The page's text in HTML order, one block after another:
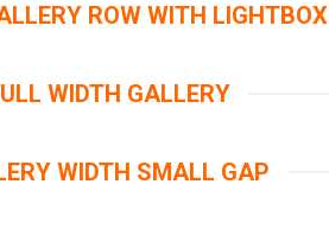
ROW WITH LIGHTBOX
WIDTH GALLERY
WIDTH SMALL GAP